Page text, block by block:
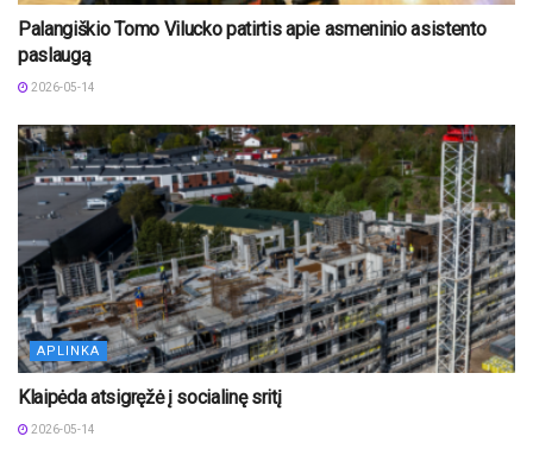
Palangiškio Tomo Vilucko patirtis apie asmeninio asistento
paslaugą
2026-05-14
APLINKA
Klaipėda atsigręžė į socialinę sritį
2026-05-14